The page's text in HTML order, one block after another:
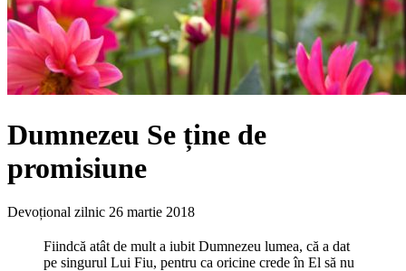
Dumnezeu Se ține de
promisiune
Devoțional zilnic 26 martie 2018
Fiindcă atât de mult a iubit Dumnezeu lumea, că a dat
pe singurul Lui Fiu, pentru ca oricine crede în El să nu